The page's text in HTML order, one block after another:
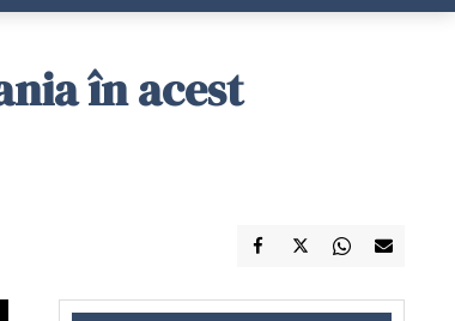
în acest